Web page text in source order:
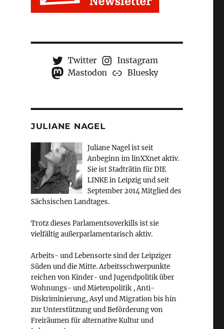
Twitter
Instagram
Mastodon
Bluesky
JULIANE NAGEL
Juliane Nagel ist seit
Anbeginnim linXXnet aktiv.
Sie ist Stadträtin für DIE
LINKE in Leipzig und seit
September 2014 Mitglied des
Sächsischen Landtages.
Trotz dieses Parlamentsoverkills ist sie
vielfältig außerparlamentarisch aktiv.
Arbeits- und Lebensorte sind der Leipziger
Süden und die Mitte. Arbeitsschwerpunkte
reichen von Kinder- und Jugendpolitik über
Wohnungs- und Mietenpolitik , Anti-
Diskriminierung, Asyl und Migration bis hin
zur Unterstützung und Beförderung von
Freiräumen für alternative Kultur und